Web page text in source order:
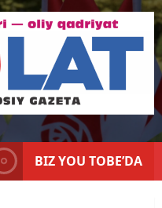
BIZ YOU TOBE’DA